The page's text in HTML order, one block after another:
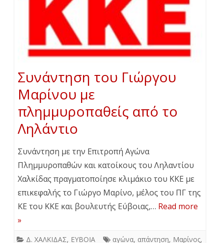
Συνάντηση του Γιώργου
Μαρίνου με
πλημμυροπαθείς από το
Ληλάντιο
Συνάντηση με την Επιτροπή Αγώνα
Πλημμυροπαθών και κατοίκους του Ληλαντίου
Χαλκίδας πραγματοποίησε κλιμάκιο του ΚΚΕ με
επικεφαλής το Γιώργο Μαρίνο, μέλος του ΠΓ της
ΚΕ του ΚΚΕ και βουλευτής Εύβοιας,… Read more
»
Δ. ΧΑΛΚΙΔΑΣ, ΕΥΒΟΙΑ αγώνα, απάντηση, Μαρίνος,